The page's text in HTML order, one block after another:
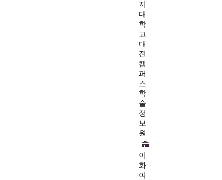
지
대
학
교
대
전
캠
퍼
스
학
술
정
보
원
이
화
여